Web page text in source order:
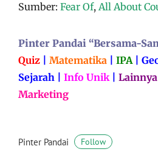
Sumber: Fear Of, All About
Pinter Pandai “Bersama-
Quiz
Matematika IPA|
Sejarah
Info Unik Lainnya
Marketing
Pinter Pandai Follow